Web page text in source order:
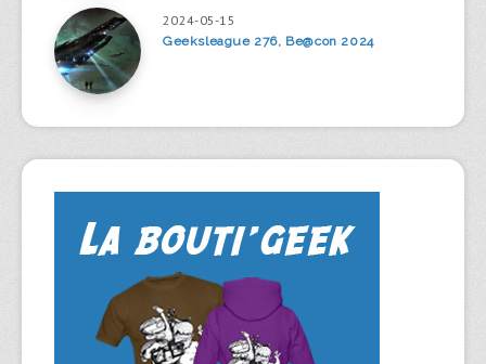
2024-05-15
Geeksleague 276, Be@con 2024